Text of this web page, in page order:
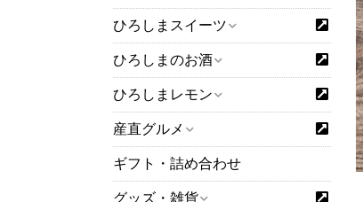
ひろしまスイーツ
ひろしまのお酒
ひろしまレモン
産直グルメ
ギフト・詰め合わせ
グッズ・雑貨